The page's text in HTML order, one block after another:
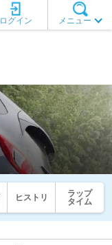
メニュー
ログイン
ヒストリ
ラップ
タイム